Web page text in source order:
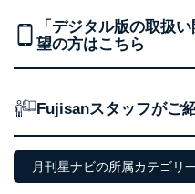
りです。
No
個人情報の種類
1 ービス等をご利用
の方の個人情報
購
ｅ
の
個
閲
「デジタル版の取扱
望の方はこちら
Fujisanスタッフがご
月刊星ナビの所属カテゴリ